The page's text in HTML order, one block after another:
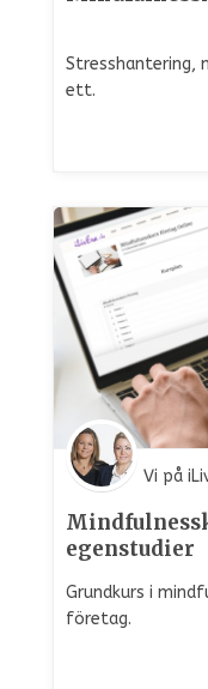
Stresshantering,
ett.
Vi på
egenstudier
Grundkurs i
företag.